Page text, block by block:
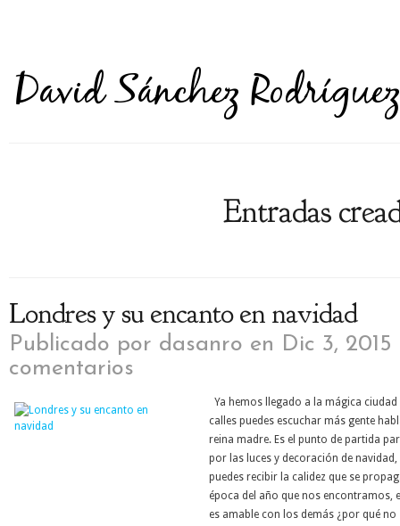
Entradas
Londres y su encanto en navidad
Publicado por dasanro en Dic 3,
comentarios
Ya hemos llegado a la mágica
calles puedes escuchar más gente
reina madre. Es el punto de partida
por las luces y decoración de
puedes recibir la calidez que se
época del año que nos encontramos,
es amable con los demás ¿por qué